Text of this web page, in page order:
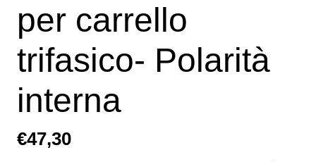
per carrello
trifasico- Polarità
interna
€47,30